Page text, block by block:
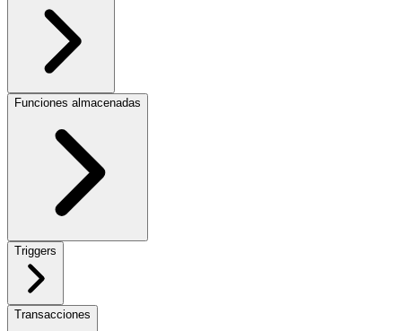
Funciones almacenadas
Triggers
Transacciones